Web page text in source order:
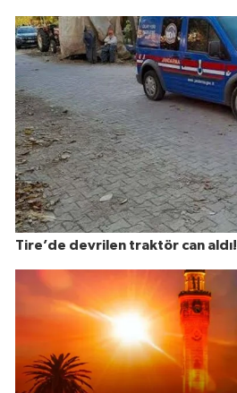
Tire’de devrilen traktör can aldı!